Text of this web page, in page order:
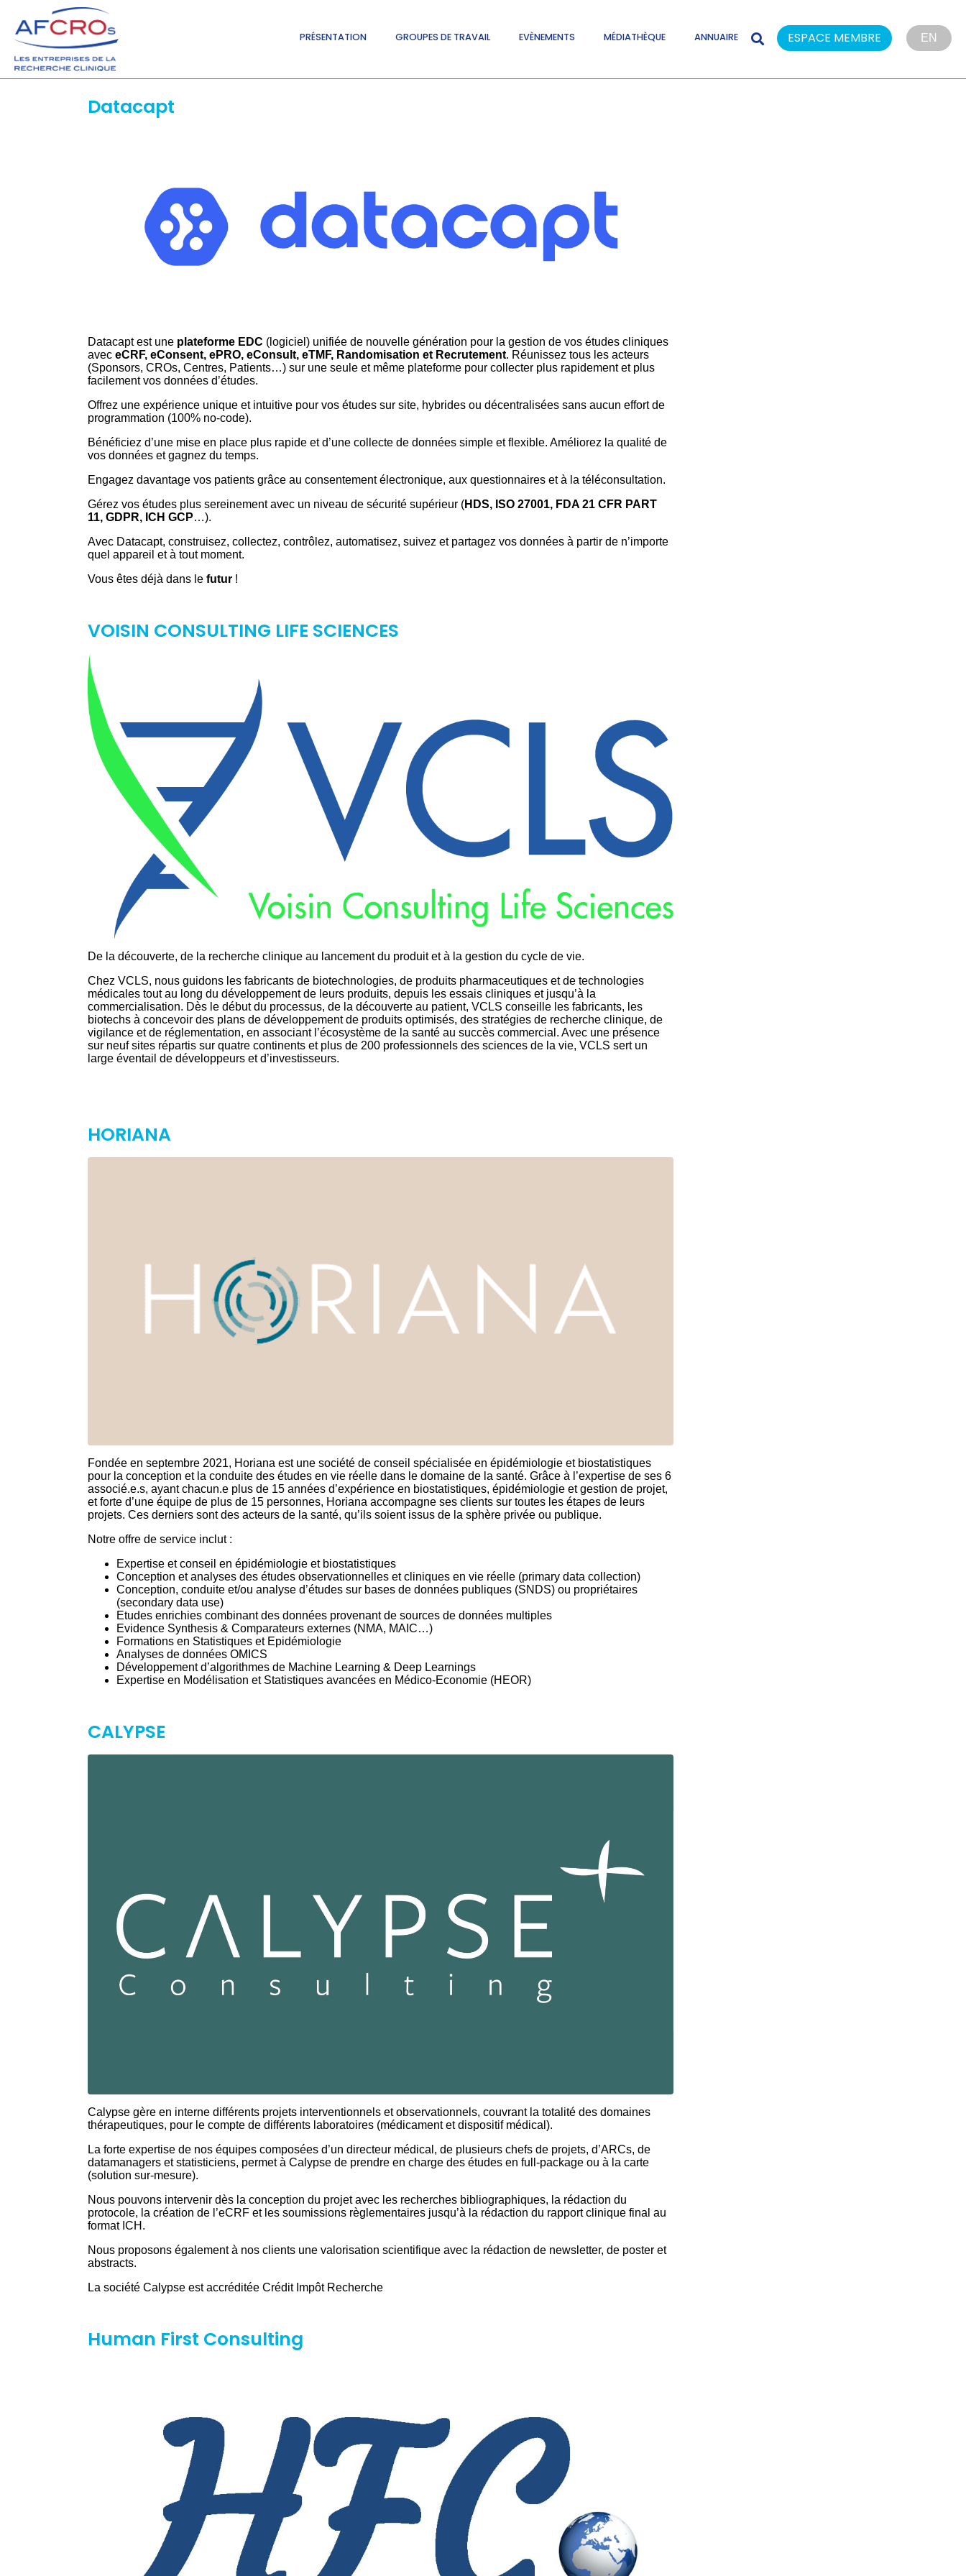
PRÉSENTATION GROUPES DE TRAVAIL EVÈNEMENTS MÉDIATHÈQUE ANNUAIRE ESPACE MEMBRE EN
Datacapt
Datacapt est une plateforme EDC (logiciel) unifiée de nouvelle génération pour la gestion de vos études cliniques
avec eCRF, eConsent, ePRO, eConsult, eTMF, Randomisation et Recrutement. Réunissez tous les acteurs
(Sponsors, CROs, Centres, Patients…) sur une seule et même plateforme pour collecter plus rapidement et plus
facilement vos données d’études.
Offrez une expérience unique et intuitive pour vos études sur site, hybrides ou décentralisées sans aucun effort de
programmation (100% no-code).
Bénéficiez d’une mise en place plus rapide et d’une collecte de données simple et flexible. Améliorez la qualité de
vos données et gagnez du temps.
Engagez davantage vos patients grâce au consentement électronique, aux questionnaires et à la téléconsultation.
Gérez vos études plus sereinement avec un niveau de sécurité supérieur (HDS, ISO 27001, FDA 21 CFR PART
11, GDPR, ICH GCP…).
Avec Datacapt, construisez, collectez, contrôlez, automatisez, suivez et partagez vos données à partir de n’importe
quel appareil et à tout moment.
Vous êtes déjà dans le futur !
VOISIN CONSULTING LIFE SCIENCES
De la découverte, de la recherche clinique au lancement du produit et à la gestion du cycle de vie.
Chez VCLS, nous guidons les fabricants de biotechnologies, de produits pharmaceutiques et de technologies
médicales tout au long du développement de leurs produits, depuis les essais cliniques et jusqu’à la
commercialisation. Dès le début du processus, de la découverte au patient, VCLS conseille les fabricants, les
biotechs à concevoir des plans de développement de produits optimisés, des stratégies de recherche clinique, de
vigilance et de réglementation, en associant l’écosystème de la santé au succès commercial. Avec une présence
sur neuf sites répartis sur quatre continents et plus de 200 professionnels des sciences de la vie, VCLS sert un
large éventail de développeurs et d’investisseurs.
HORIANA
Fondée en septembre 2021, Horiana est une société de conseil spécialisée en épidémiologie et biostatistiques
pour la conception et la conduite des études en vie réelle dans le domaine de la santé. Grâce à l’expertise de ses 6
associé.e.s, ayant chacun.e plus de 15 années d’expérience en biostatistiques, épidémiologie et gestion de projet,
et forte d’une équipe de plus de 15 personnes, Horiana accompagne ses clients sur toutes les étapes de leurs
projets. Ces derniers sont des acteurs de la santé, qu’ils soient issus de la sphère privée ou publique.
Notre offre de service inclut :
Expertise et conseil en épidémiologie et biostatistiques
Conception et analyses des études observationnelles et cliniques en vie réelle (primary data collection)
Conception, conduite et/ou analyse d’études sur bases de données publiques (SNDS) ou propriétaires
(secondary data use)
Etudes enrichies combinant des données provenant de sources de données multiples
Evidence Synthesis & Comparateurs externes (NMA, MAIC…)
Formations en Statistiques et Epidémiologie
Analyses de données OMICS
Développement d’algorithmes de Machine Learning & Deep Learnings
Expertise en Modélisation et Statistiques avancées en Médico-Economie (HEOR)
CALYPSE
Calypse gère en interne différents projets interventionnels et observationnels, couvrant la totalité des domaines
thérapeutiques, pour le compte de différents laboratoires (médicament et dispositif médical).
La forte expertise de nos équipes composées d’un directeur médical, de plusieurs chefs de projets, d’ARCs, de
datamanagers et statisticiens, permet à Calypse de prendre en charge des études en full-package ou à la carte
(solution sur-mesure).
Nous pouvons intervenir dès la conception du projet avec les recherches bibliographiques, la rédaction du
protocole, la création de l’eCRF et les soumissions règlementaires jusqu’à la rédaction du rapport clinique final au
format ICH.
Nous proposons également à nos clients une valorisation scientifique avec la rédaction de newsletter, de poster et
abstracts.
La société Calypse est accréditée Crédit Impôt Recherche
Human First Consulting